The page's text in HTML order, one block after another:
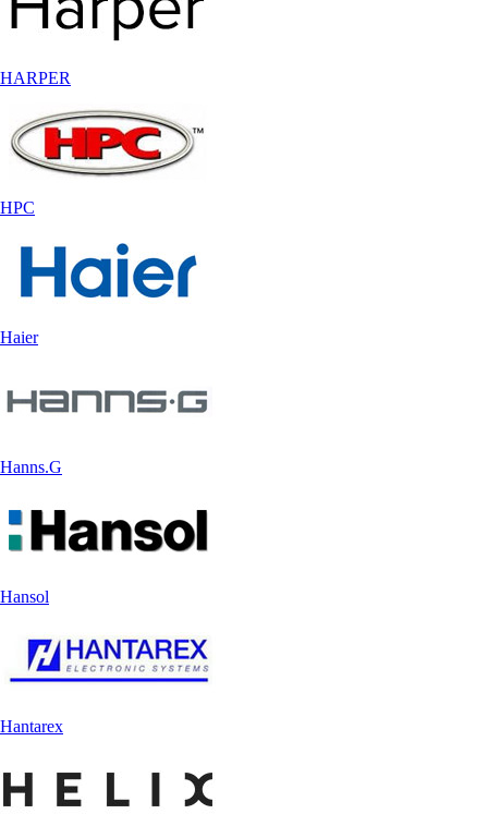
HARPER
HPC
Haier
Hanns.G
Hansol
Hantarex